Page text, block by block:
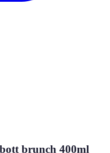
brunch 400ml